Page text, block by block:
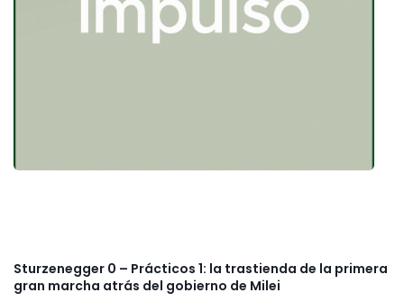
Sturzenegger 0 – Prácticos 1: la trastienda de la primera
gran marcha atrás del gobierno de Milei